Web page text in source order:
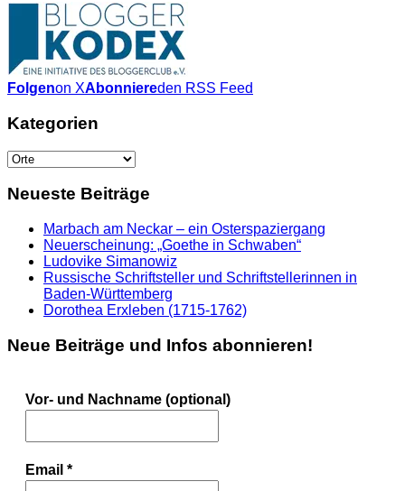
Folgenon XAbonniereden RSS Feed
Kategorien
Kategorien
Neueste Beiträge
Marbach am Neckar – ein Osterspaziergang
Neuerscheinung: „Goethe in Schwaben“
Ludovike Simanowiz
Russische Schriftsteller und Schriftstellerinnen in
Baden-Württemberg
Dorothea Erxleben (1715-1762)
Neue Beiträge und Infos abonnieren!
Vor- und Nachname (optional)
Email *